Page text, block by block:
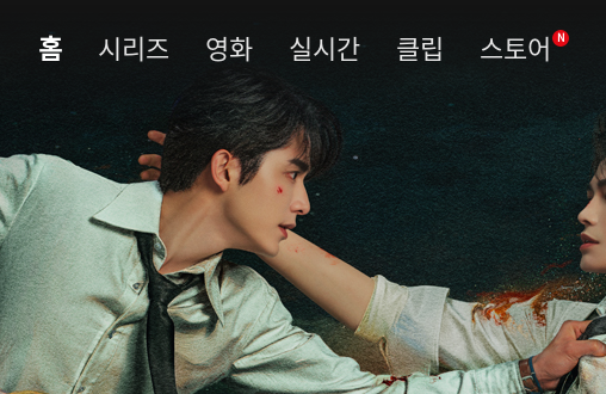
홈 시리즈 영화 실시간 클립 스토어 N